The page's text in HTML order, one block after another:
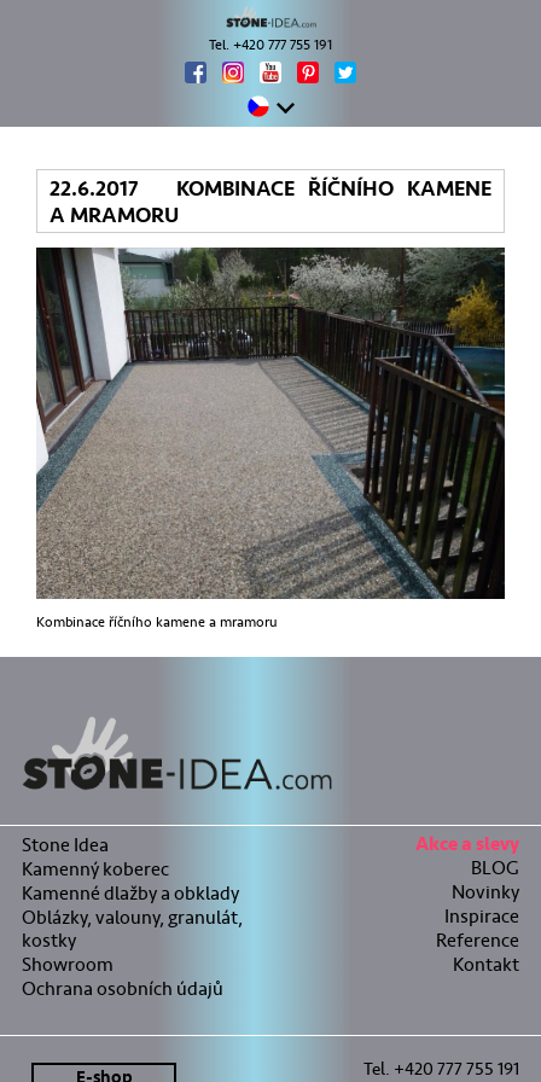
Tel. +420 777 755 191
22.6.2017 KOMBINACE ŘÍČNÍHO KAMENE
A MRAMORU
Kombinace říčního kamene a mramoru
Stone Idea
Kamenný koberec
Kamenné dlažby a obklady
Oblázky, valouny, granulát,
kostky
Showroom
Ochrana osobních údajů
Akce a slevy
BLOG
Novinky
Inspirace
Reference
Kontakt
E-shop Tel. +420 777 755 191